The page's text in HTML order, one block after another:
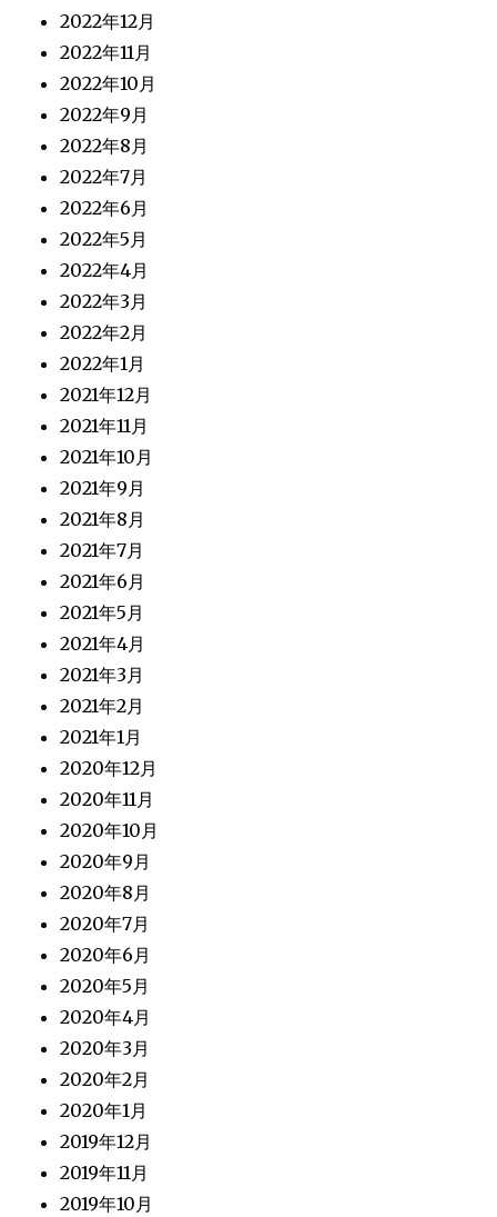
2022年12月
2022年11月
2022年10月
2022年9月
2022年8月
2022年7月
2022年6月
2022年5月
2022年4月
2022年3月
2022年2月
2022年1月
2021年12月
2021年11月
2021年10月
2021年9月
2021年8月
2021年7月
2021年6月
2021年5月
2021年4月
2021年3月
2021年2月
2021年1月
2020年12月
2020年11月
2020年10月
2020年9月
2020年8月
2020年7月
2020年6月
2020年5月
2020年4月
2020年3月
2020年2月
2020年1月
2019年12月
2019年11月
2019年10月